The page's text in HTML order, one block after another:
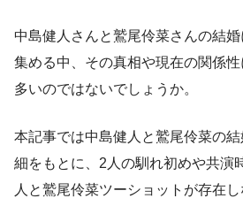
中島健人さんと鷲尾伶菜さんの結
集める中、その真相や現在の関係
多いのではないでしょうか。
本記事では中島健人と鷲尾伶菜の
細をもとに、2人の馴れ初めや共演
人と鷲尾伶菜ツーショットが存在